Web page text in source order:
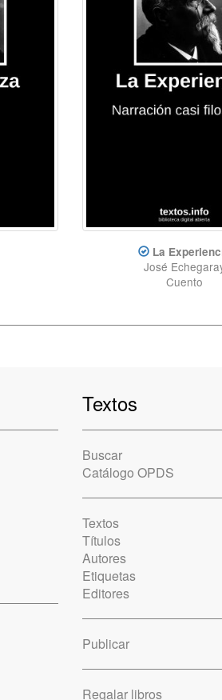
La
José
Cuento
Textos
Buscar
Catálogo OPDS
Textos
Títulos
Autores
Etiquetas
Editores
Publicar
Regalar libros